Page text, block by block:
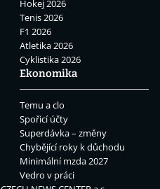
Hokej 2026
Tenis 2026
F1 2026
Atletika 2026
Cyklistika 2026
Ekonomika
Temu a clo
Spořicí účty
Superdávka – změny
Chybějící roky k důchodu
Minimální mzda 2027
Vedro v práci